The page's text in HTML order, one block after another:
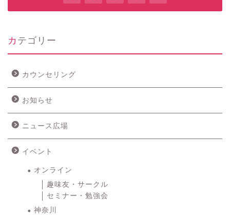
カテゴリー
カウンセリング
お知らせ
ニュース広場
イベント
オンライン
趣味友・サークル
セミナー・勉強会
神奈川